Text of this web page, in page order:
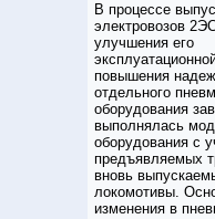
В процессе
электровозов
улучшения его
повышения
отдельного
оборудования
выполнялась
оборудования с
предъявляемых
вновь
локомотивы.
изменения в